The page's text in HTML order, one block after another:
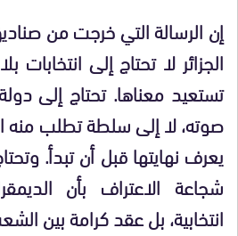
إن الرسالة التي خرجت من
الجزائر لا تحتاج إلى
تستعيد معناها. تحتاج إلى
صوته، لا إلى سلطة تطلب منه
يعرف نهايتها قبل أن تبدأ.
شجاعة الاعتراف بأن
انتخابية، بل عقد كرامة بين